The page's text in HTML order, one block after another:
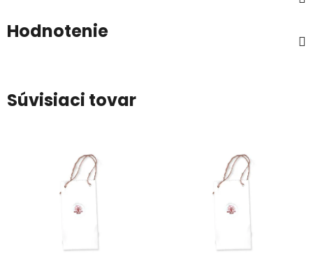
Hodnotenie
Súvisiaci tovar